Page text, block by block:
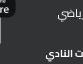
النادي